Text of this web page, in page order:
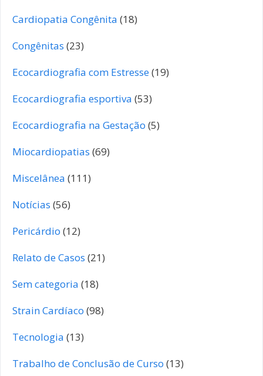
Cardiopatia Congênita (18)
Congênitas (23)
Ecocardiografia com Estresse(19)
Ecocardiografia esportiva (53)
Ecocardiografia na Gestação (5)
Miocardiopatias (69)
Miscelânea (111)
Notícias (56)
Pericárdio (12)
Relato de Casos (21)
Sem categoria (18)
Strain Cardíaco (98)
Tecnologia (13)
Trabalho de Conclusão de Curso (13)